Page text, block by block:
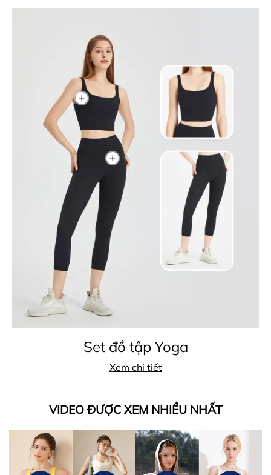
Set đồ tập Yoga
Xem chi tiết
VIDEO ĐƯỢC XEM NHIỀU NHẤT